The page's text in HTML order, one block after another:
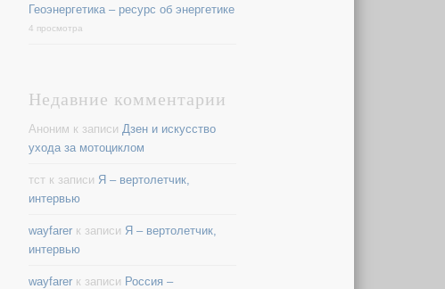
Геоэнергетика – ресурс об энергетике
4 просмотра
Недавние комментарии
Аноним к записи Дзен и искусство
ухода за мотоциклом
тстк записи Я – вертолетчик,
интервью
wayfarerк записи Я – вертолетчик,
интервью
wayfarerк записи Россия –